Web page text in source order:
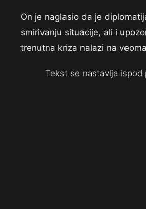
On je naglasio da je
smirivanju situacije, ali i
trenutna kriza nalazi na
Tekst se nastavlja ispod